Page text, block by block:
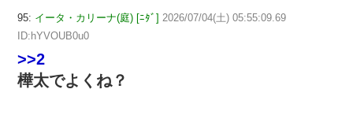
95: イータ・カリーナ(庭) [ﾆﾀﾞ] 2026/07/04(土) 05:55:09.69
ID:hYVOUB0u0
>>2
樺太でよくね？